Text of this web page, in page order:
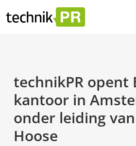
technikPR opent
kantoor in
onder leiding
Hoose